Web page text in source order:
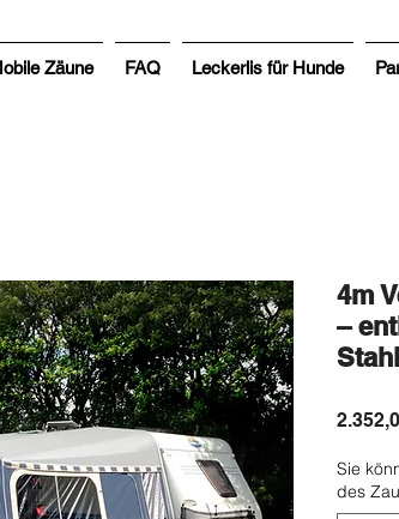
Zäune FAQ Leckerlis für Hunde
4m
–
Sie
des